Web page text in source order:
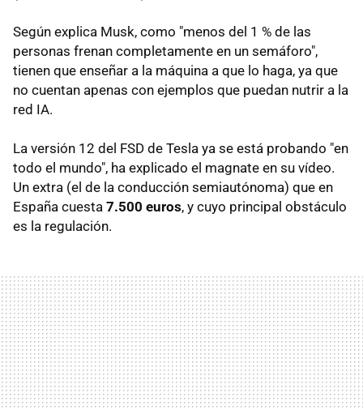
Según explica Musk, como "menos del 1 % de las
personas frenan completamente en un semáforo",
tienen que enseñar a la máquina a que lo haga, ya que
no cuentan apenas con ejemplos que puedan nutrir a la
red IA.
La versión 12 del FSD de Tesla ya se está probando "en
todo el mundo", ha explicado el magnate en su vídeo.
Un extra (el de la conducción semiautónoma) que en
España cuesta 7.500 euros, y cuyo principal obstáculo
es la regulación.